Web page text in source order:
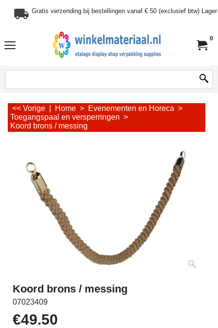
Gratis verzending bij bestellingen vanaf € 50 (exclusief btw)
0
<< Vorige Home > Evenementen en Horeca >
Toegangspaal en versperringen >
Koord brons / messing
Koord brons / messing
07023409
€49.50